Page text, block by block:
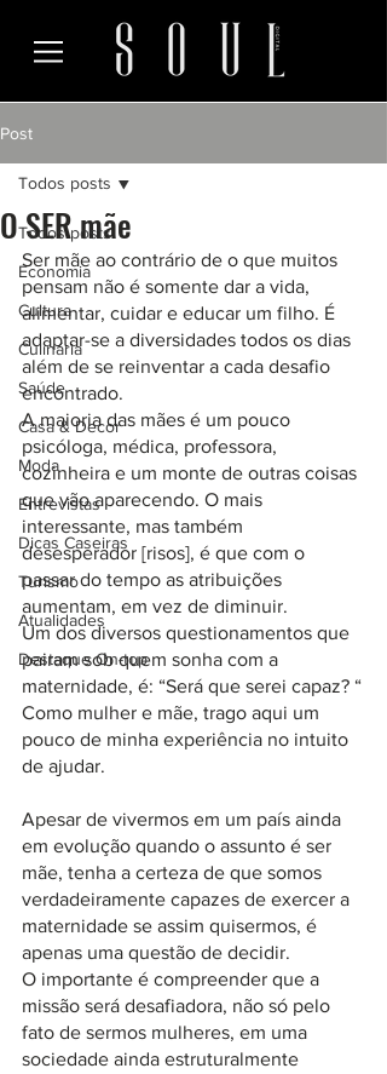
Post
Todos posts
Economia
Cultura
Culinária
Saúde
Casa & Decor
Moda
Entrevistas
Dicas Caseiras
Turismo
Atualidades
Destaque On-top
Todos posts
O SER mãe
Ser mãe ao contrário de o que muitos
pensam não é somente dar a vida,
alimentar, cuidar e educar um filho. É
adaptar-se a diversidades todos os dias
além de se reinventar a cada desafio
encontrado.
A maioria das mães é um pouco
psicóloga, médica, professora,
cozinheira e um monte de outras coisas
que vão aparecendo. O mais
interessante, mas também
desesperador [risos], é que com o
passar do tempo as atribuições
aumentam, em vez de diminuir.
Um dos diversos questionamentos que
pairam sob quem sonha com a
maternidade, é: “Será que serei capaz? “
Como mulher e mãe, trago aqui um
pouco de minha experiência no intuito
de ajudar.
Apesar de vivermos em um país ainda
em evolução quando o assunto é ser
mãe, tenha a certeza de que somos
verdadeiramente capazes de exercer a
maternidade se assim quisermos, é
apenas uma questão de decidir.
O importante é compreender que a
missão será desafiadora, não só pelo
fato de sermos mulheres, em uma
sociedade ainda estruturalmente